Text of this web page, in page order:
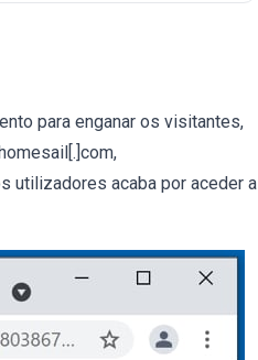
para enganar os visitantes,
utilizadores acaba por aceder a